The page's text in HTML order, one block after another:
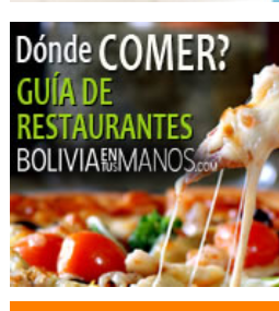
Emergencias
Clínicas Privadas
Clínicas particulares
Salud: Centros Médicos
Dermatólogos
Médicos Dermatólogos
Colegios Privados
Colegios Secundarios
Colegios Particulares